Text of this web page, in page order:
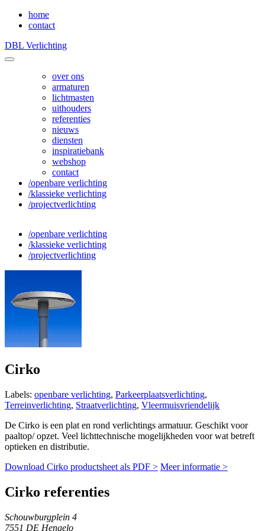
home
contact
DBL Verlichting
over ons
armaturen
lichtmasten
uithouders
referenties
nieuws
diensten
inspiratiebank
webshop
contact
/openbare verlichting
/klassieke verlichting
/projectverlichting
/openbare verlichting
/klassieke verlichting
/projectverlichting
Cirko
Labels: openbare verlichting, Parkeerplaatsverlichting,
Terreinverlichting, Straatverlichting, Vleermuisvriendelijk
De Cirko is een plat en rond verlichtings armatuur. Geschikt voor
paaltop/ opzet. Veel lichttechnische mogelijkheden voor wat betreft
optieken en distributie.
Download Cirko productsheet als PDF > Meer informatie >
Cirko referenties
Schouwburgplein 4
7551 DE Hengelo